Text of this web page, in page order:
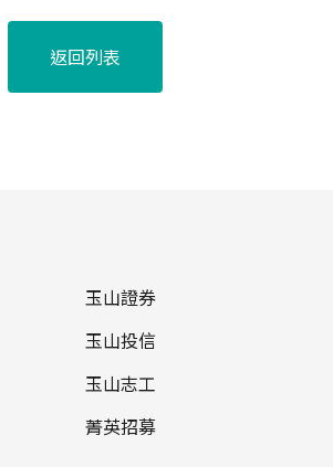
返回列表
玉山證券
玉山投信
玉山志工
菁英招募